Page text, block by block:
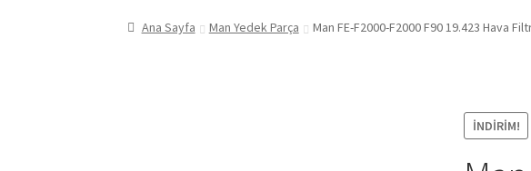
Ana Sayfa Man Yedek Parça Man FE-F2000-F2000 F90 19.423 Hava
İNDIRIM!